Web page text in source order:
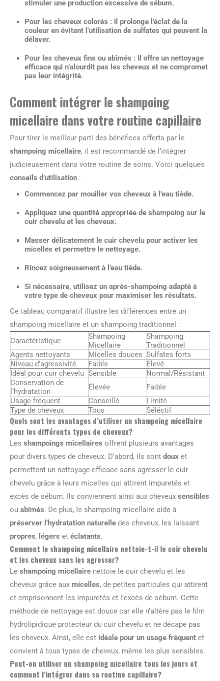
stimuler une production excessive de sébum.
Pour les cheveux colorés : Il prolonge l’éclat de la
couleur en évitant l’utilisation de sulfates qui peuvent la
délaver.
Pour les cheveux fins ou abîmés : Il offre un nettoyage
efficace qui n’alourdit pas les cheveux et ne compromet
pas leur intégrité.
Comment intégrer le shampoing
micellaire dans votre routine capillaire
Pour tirer le meilleur parti des bénéfices offerts par le
shampoing micellaire, il est recommandé de l’intégrer
judicieusement dans votre routine de soins. Voici quelques
conseils d’utilisation :
Commencez par mouiller vos cheveux à l’eau tiède.
Appliquez une quantité appropriée de shampoing sur le
cuir chevelu et les cheveux.
Masser délicatement le cuir chevelu pour activer les
micelles et permettre le nettoyage.
Rincez soigneusement à l’eau tiède.
Si nécessaire, utilisez un après-shampoing adapté à
votre type de cheveux pour maximiser les résultats.
Ce tableau comparatif illustre les différences entre un
shampoing micellaire et un shampoing traditionnel :
Caractéristique
Shampoing
Micellaire
Shampoing
Traditionnel
Agents nettoyants
Micelles douces Sulfates forts
Niveau d’agressivité
Faible
Élevé
Idéal pour cuir chevelu Sensible
Normal/Résistant
Conservation de
l’hydratation
Élevée
Faible
Usage fréquent
Conseillé
Limité
Type de cheveux
Tous Séléctif
Quels sont les avantages d’utiliser un shampoing micellaire
pour les différents types de cheveux?
Les shampoings micellaires offrent plusieurs avantages
pour divers types de cheveux. D’abord, ils sont doux et
permettent un nettoyage efficace sans agresser le cuir
chevelu grâce à leurs micelles qui attirent impuretés et
excès de sébum. Ils conviennent ainsi aux cheveux sensibles
ou abîmés. De plus, le shampoing micellaire aide à
préserver l’hydratation naturelle des cheveux, les laissant
propres, légers et éclatants.
Comment le shampoing micellaire nettoie-t-il le cuir chevelu
et les cheveux sans les agresser?
Le shampoing micellaire nettoie le cuir chevelu et les
cheveux grâce aux micelles, de petites particules qui attirent
et emprisonnent les impuretés et l’excès de sébum. Cette
méthode de nettoyage est douce car elle n’altère pas le film
hydrolipidique protecteur du cuir chevelu et ne décape pas
les cheveux. Ainsi, elle est idéale pour un usage fréquent et
convient à tous types de cheveux, même les plus sensibles.
Peut-on utiliser un shampoing micellaire tous les jours et
comment l’intégrer dans sa routine capillaire?